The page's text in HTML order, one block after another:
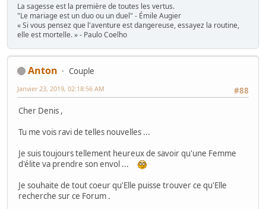
La sagesse est la première de toutes les vertus.
"Le mariage est un duo ou un duel" - Émile Augier
« Si vous pensez que l'aventure est dangereuse, essayez la routine,
elle est mortelle. » - Paulo Coelho
Anton
Couple
#88
Janvier 23, 2019, 02:18:56 AM
Cher Denis ,
Tu me vois ravi de telles nouvelles ...
Je suis toujours tellement heureux de savoir qu'une Femme
d'élite va prendre son envol ...
Je souhaite de tout coeur qu'Elle puisse trouver ce qu'Elle
recherche sur ce Forum .